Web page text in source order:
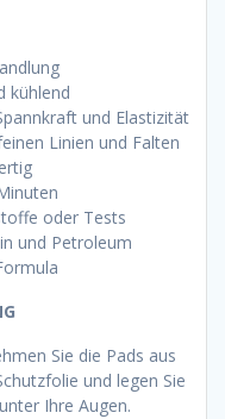
kühlend
und Elastizität
Linien und Falten
oder Tests
und Petroleum
Sie die Pads aus
und legen Sie
Ihre Augen.